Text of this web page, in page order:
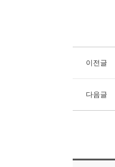
이전글
다음글